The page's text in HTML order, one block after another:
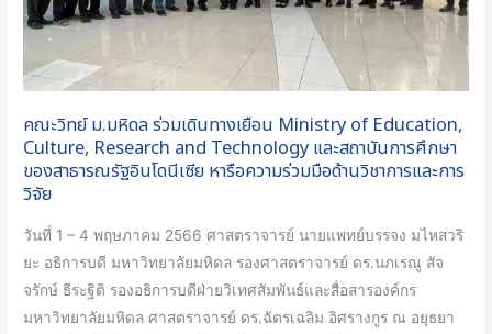
คณะวิทย์ ม.มหิดล ร่วมเดินทางเยือน Ministry of Education,
Culture, Research and Technology และสถาบันการศึกษา
ของสาธารณรัฐอินโดนีเซีย หารือความร่วมมือด้านวิชาการและการ
วิจัย
วันที่ 1 – 4 พฤษภาคม 2566 ศาสตราจารย์ นายแพทย์บรรจง มไหสวริ
ยะ อธิการบดี มหาวิทยาลัยมหิดล รองศาสตราจารย์ ดร.นภเรณู สัจ
จรักษ์ ธีระฐิติ รองอธิการบดีฝ่ายวิเทศสัมพันธ์และสื่อสารองค์กร
มหาวิทยาลัยมหิดล ศาสตราจารย์ ดร.ฉัตรเฉลิม อิศรางกูร ณ อยุธยา
Education,
Culture,
Research
Technology
และ
สถาบัน
ศึกษา
ของ
สาธารณรัฐ
อินโดนีเซีย